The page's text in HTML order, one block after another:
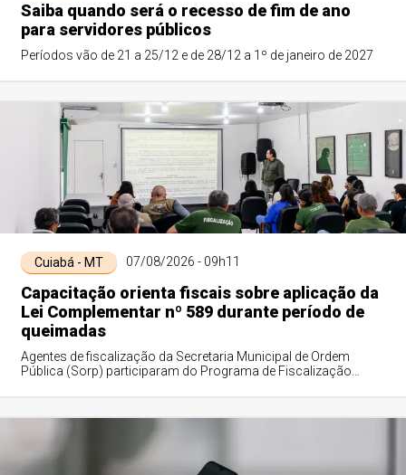
Saiba quando será o recesso de fim de ano
para servidores públicos
Períodos vão de 21 a 25/12 e de 28/12 a 1º de janeiro de 2027
Cuiabá - MT 07/08/2026 - 09h11
Capacitação orienta fiscais sobre aplicação da
Lei Complementar nº 589 durante período de
queimadas
Agentes de fiscalização da Secretaria Municipal de Ordem
Pública (Sorp) participaram do Programa de Fiscalização